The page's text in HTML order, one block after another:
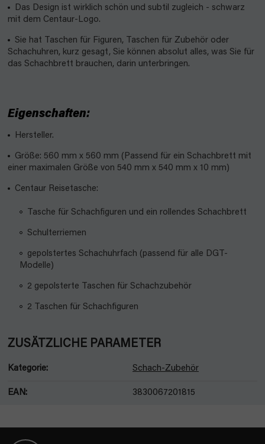
Das Design ist wirklich schön und subtil zugleich - schwarz
mit dem Centaur-Logo.
Sie hat Taschen für Figuren, Taschen für Zubehör oder
Schachuhren, kurz gesagt, Sie können absolut alles, was Sie für
das Schachbrett brauchen, darin unterbringen.
Eigenschaften:
Hersteller.
Größe: 560 mm x 560 mm (Passend für ein Schachbrett mit
einer maximalen Größe von 540 mm x 540 mm x 10 mm)
Centaur Reisetasche:
Tasche für Schachfiguren und ein rollendes Schachbrett
Schulterriemen
gepolstertes Schachuhrfach (passend für alle DGT-
Modelle)
2 gepolsterte Taschen für Schachzubehör
2 Taschen für Schachfiguren
ZUSÄTZLICHE PARAMETER
Kategorie: Schach-Zubehör
EAN: 3830067201815